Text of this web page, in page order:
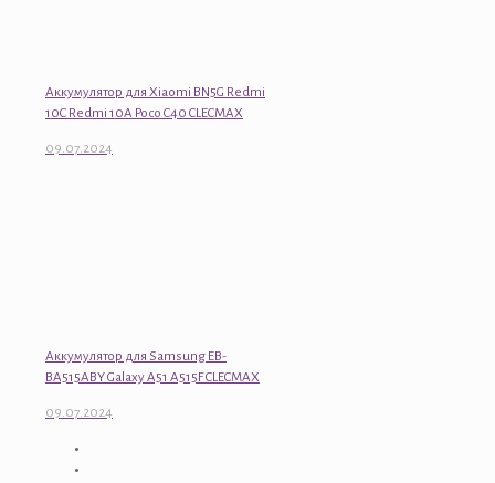
Аккумулятор для Xiaomi BN5G Redmi
10C Redmi 10A Poco C40 CLECMAX
09.07.2024
Аккумулятор для Samsung EB-
BA515ABY Galaxy A51 A515F CLECMAX
09.07.2024